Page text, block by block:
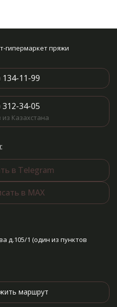
гипермаркет пряжи
134-11-99
312-34-05
Казахстана
в Telegram
в MAX
д.105/1 (один из пунктов
маршрут